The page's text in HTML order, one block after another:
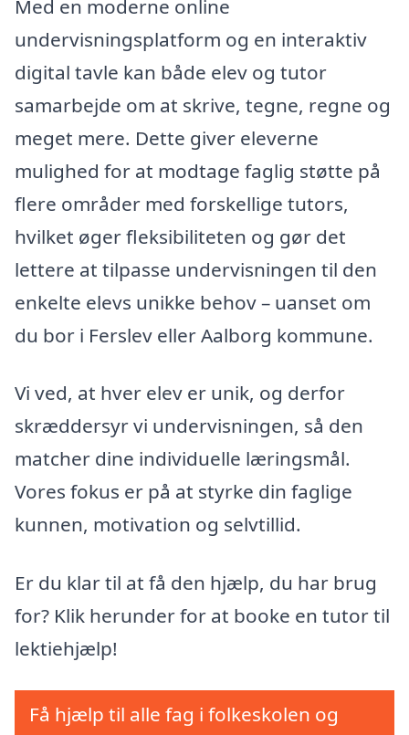
Med en moderne online
undervisningsplatform og en interaktiv
digital tavle kan både elev og tutor
samarbejde om at skrive, tegne, regne og
meget mere. Dette giver eleverne
mulighed for at modtage faglig støtte på
flere områder med forskellige tutors,
hvilket øger fleksibiliteten og gør det
lettere at tilpasse undervisningen til den
enkelte elevs unikke behov – uanset om
du bor i Ferslev eller Aalborg kommune.
Vi ved, at hver elev er unik, og derfor
skræddersyr vi undervisningen, så den
matcher dine individuelle læringsmål.
Vores fokus er på at styrke din faglige
kunnen, motivation og selvtillid.
Er du klar til at få den hjælp, du har brug
for? Klik herunder for at booke en tutor til
lektiehjælp!
Få hjælp til alle fag i folkeskolen og